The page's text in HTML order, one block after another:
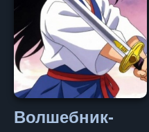
Волшебник-